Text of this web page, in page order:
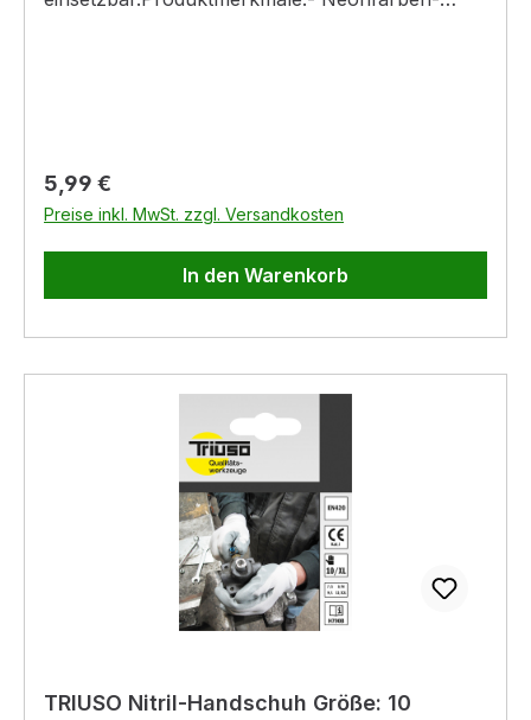
Regulärer Preis:
5,99 €
Preise inkl. MwSt. zzgl. Versandkosten
In den Warenkorb
TRIUSO Nitril-Handschuh Größe: 10